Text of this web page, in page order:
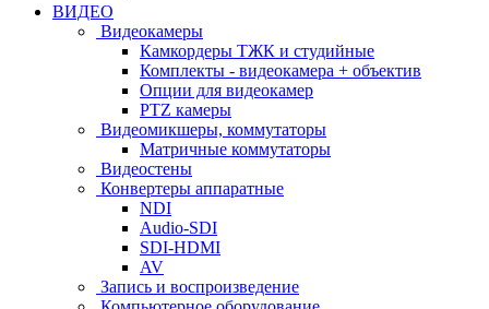
ВИДЕО
Видеокамеры
Камкордеры ТЖК и студийные
Комплекты - видеокамера + объектив
Опции для видеокамер
PTZ камеры
Видеомикшеры, коммутаторы
Матричные коммутаторы
Видеостены
Конвертеры аппаратные
NDI
Audio-SDI
SDI-HDMI
AV
Запись и воспроизведение